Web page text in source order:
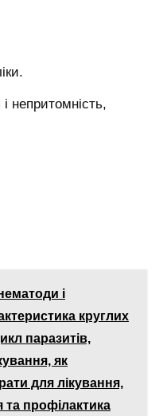
непритомність,
і
круглих
паразитів,
як
для лікування,
профілактика